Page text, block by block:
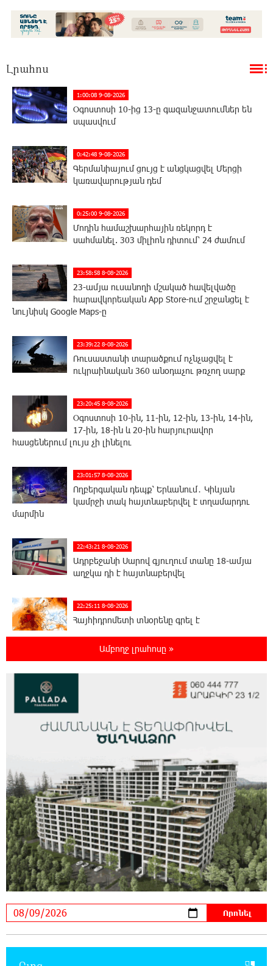
Լրահոս
1:00:08 9-08-2026
Օգոստոսի 10-ից 13-ը գազանջատումներ են
սպասվում
0:42:48 9-08-2026
Գերմանիայում ցույց է անցկացվել Մերցի
կառավարության դեմ
0:25:00 9-08-2026
Մոդին համաշխարհային ռեկորդ է
սահմանել. 303 միլիոն դիտում՝ 24 ժամում
23:58:58 8-08-2026
23-ամյա ուսանողի մշակած հավելվածը
հարավկորեական App Store-ում շրջանցել է
նույնիսկ Google Maps-ը
23:39:22 8-08-2026
Ռուսաստանի տարածքում ոչնչացվել է
ուկրաինական 360 անօդաչու թռչող սարք
23:20:45 8-08-2026
Օգոստոսի 10-ին, 11-ին, 12-ին, 13-ին, 14-ին,
17-ին, 18-ին և 20-ին հարյուրավոր
հասցեներում լույս չի լինելու
23:01:57 8-08-2026
Ողբերգական դեպք՝ Երևանում․ Կիևյան
կամրջի տակ հայտնաբերվել է տղամարդու
մարմին
22:43:21 8-08-2026
Ադրբեջանի Սարով գյուղում տանը 18-ամյա
աղջկա դի է հայտնաբերվել
22:25:11 8-08-2026
Հայհիդրոմետի տնօրենը գրել է
22:07:09 8-08-2026
Արտակարգ դեպք՝ Երևանում․ կոտրել են
«Հույս բոլոր մարդկանց» հիմնադրամի
շենքի պատուհաններն ու դռները
21:48:41 8-08-2026
Ալիևն ու Թրամփը հեռախոսազրույց են
21:29:45 8-08-2026
«Ինտեր»-ը հաղթեց «Յուվենտուս»-ին
21:10:46 8-08-2026
Քրեական վարույթի շրջանակում անձի
անձնական և ընտանեկան կյանքին առնչվող
տվյալների անհարկի հրապարակումն անթույլատրելի է.
Ամբողջ լրահոսը »